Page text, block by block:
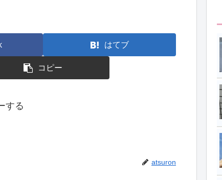
はてブ
コピー
する
atsuron